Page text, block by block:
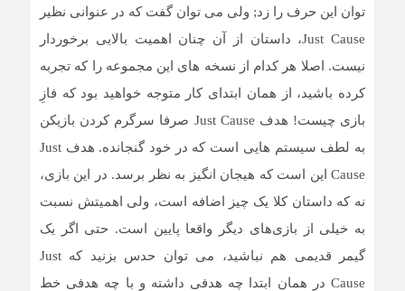
توان این حرف را زد; ولی می توان گفت که در عنوانی نظیر
Just Cause، داستان از آن چنان اهمیت بالایی برخوردار
نیست. اصلا هر کدام از نسخه های این مجموعه را که تجربه
کرده باشید، از همان ابتدای کار متوجه خواهید بود که فازِ
بازی چیست! هدف Just Cause صرفا سرگرم کردن بازیکن
به لطف سیستم هایی است که در خود گنجانده. هدف Just
Cause این است که هیجان انگیز به نظر برسد. در این بازی،
نه که داستان کلا یک چیز اضافه است، ولی اهمیتش نسبت
به خیلی از بازی‌های دیگر واقعا پایین است. حتی اگر یک
گیمر قدیمی هم نباشید، می توان حدس بزنید که Just
Cause در همان ابتدا چه هدفی داشته و با چه هدفی خط